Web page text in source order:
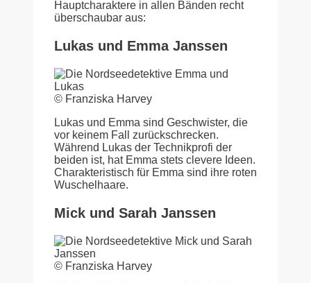
Hauptcharaktere in allen Bänden recht
überschaubar aus:
Lukas und Emma Janssen
© Franziska Harvey
Lukas und Emma sind Geschwister, die
vor keinem Fall zurückschrecken.
Während Lukas der Technikprofi der
beiden ist, hat Emma stets clevere Ideen.
Charakteristisch für Emma sind ihre roten
Wuschelhaare.
Mick und Sarah Janssen
© Franziska Harvey